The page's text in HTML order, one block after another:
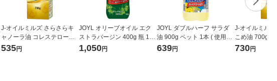
J-オイルミルズ さらさらキ
ャノーラ油 コレステロール
ゼロ 700g 1本 （紙パック）
535円
JOYL オリーブオイル エク
ストラバージン 400g 瓶 1本
( オリーブオイル 100％ ) J-
1,050円
JOYL ダブルハーフ サラダ
油 900g ペット 1本 ( 使用量
1/2 コレステロール0 ) 味の
639円
J-オイルミル
こめ油 700g 1
ク）米油 JOYL
730円